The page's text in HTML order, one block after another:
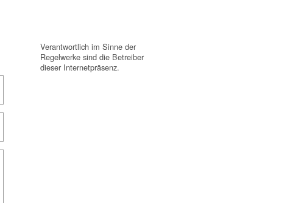
Verantwortlich im Sinne der
Regelwerke sind die Betreiber
dieser Internetpräsenz.